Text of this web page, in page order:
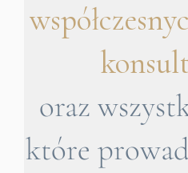
oraz
które